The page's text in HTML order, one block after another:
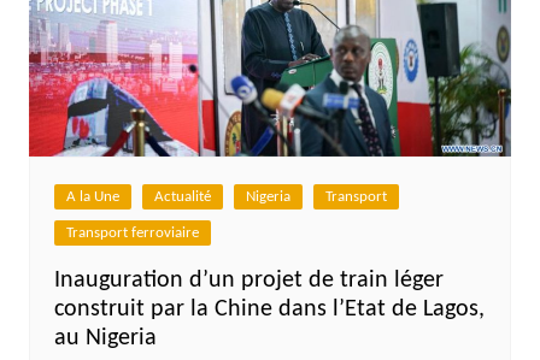
A la Une Actualité Nigeria Transport
Transport ferroviaire
Inauguration d’un projet de train léger
construit par la Chine dans l’Etat de Lagos,
au Nigeria